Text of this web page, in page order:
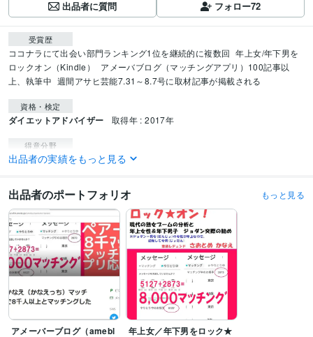
出品者に質問 フォロー72
受賞歴
ココナラにて出会い部門ランキング1位を継続的に複数回 年上女/年下男を
ロックオン（Kindle）
アメーバブログ（マッチングアプリ）100記事以
上、執筆中 週間アサヒ芸能7.31～8.7号に取材記事が掲載される
資格・検定
ダイエットアドバイザー 取得年 : 2017年
得意分野
悩み相談・カウンセリング 編集長や広告営業の経験を基にアプリ頁作成
出品者の実績をもっと見る
出品者のポートフォリオ もっと見る
アメーバーブログ（amebl
年上女／年下男をロック★